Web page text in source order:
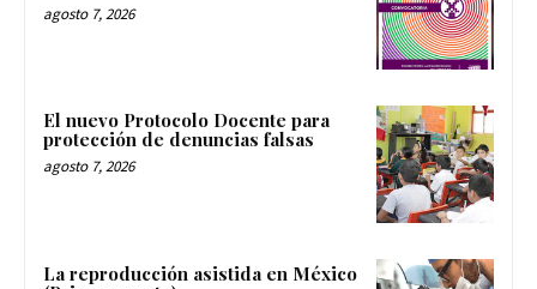
agosto 7, 2026
El nuevo Protocolo Docente para
protección de denuncias falsas
agosto 7, 2026
La reproducción asistida en México